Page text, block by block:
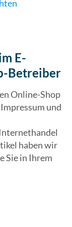
E-
Betreiber
Online-Shop
und
haben wir
Sie in Ihrem